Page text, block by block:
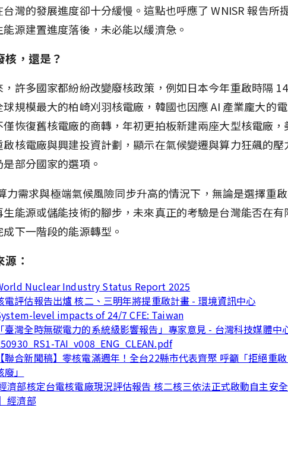
台灣的發展進度卻十分緩慢。這點也呼應了 WNISR 報告所
能源建置進度落後，未必能以緩濟急。
核，還是？
，許多國家都紛紛改變廢核政策，例如日本今年重啟時隔
球規模最大的柏崎刈羽核電廠，韓國也因應 AI 產業龐大的
僅恢復舊核電廠的商轉，年初更拍板新建兩座大型核電廠，
啟核電廠與興建投資計劃，顯示在氣候變遷與算力狂飆的壓
是部分國家的選項。
力需求與極端氣候風險同步升高的情況下，無論是選擇重啟
生能源或儲能技術的腳步，未來真正的考驗是台灣能否在有
成下一階段的能源轉型。
：
Nuclear Industry Status Report 2025
電評估報告出爐 核二、三明年將提重啟計畫 - 環境資訊中心
level impacts of 24/7 CFE: Taiwan
「臺灣全時無碳電力的系統級影響報告」專家意見 - 台灣科技媒體中
TAI_v008_ENG_CLEAN.pdf
【聯合新聞稿】零核電滿週年！全台22縣市代表齊聚 呼籲「拒絕重
廢」
濟部核定台電核電廠現況評估報告 核二核三依法正式啟動自主安
｜ 經濟部